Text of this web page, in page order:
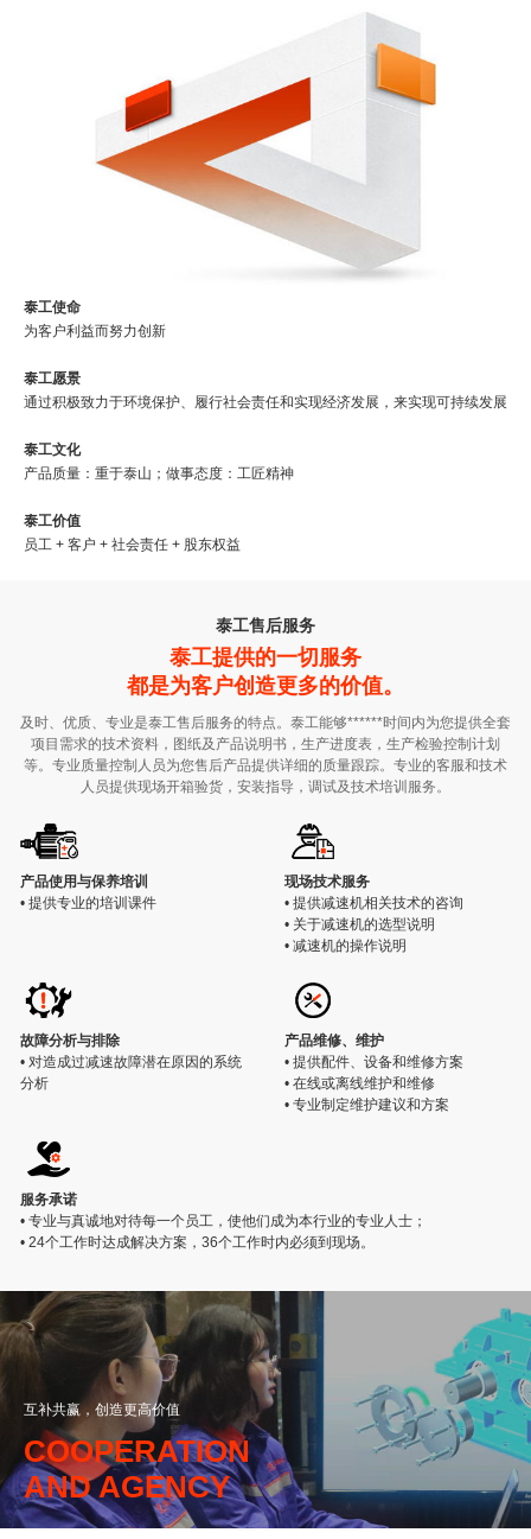
泰工使命
为客户利益而努力创新
泰工愿景
通过积极致力于环境保护、履行社会责任和实现经济发展，来实现可持续发展
泰工文化
产品质量：重于泰山；做事态度：工匠精神
泰工价值
员工 + 客户 + 社会责任 + 股东权益
泰工售后服务
泰工提供的一切服务
都是为客户创造更多的价值。
及时、优质、专业是泰工售后服务的特点。泰工能够******时间内为您提供全套
项目需求的技术资料，图纸及产品说明书，生产进度表，生产检验控制计划
等。专业质量控制人员为您售后产品提供详细的质量跟踪。专业的客服和技术
人员提供现场开箱验货，安装指导，调试及技术培训服务。
产品使用与保养培训
• 提供专业的培训课件
现场技术服务
• 提供减速机相关技术的咨询
• 关于减速机的选型说明
• 减速机的操作说明
故障分析与排除
• 对造成过减速故障潜在原因的系统
分析
产品维修、维护
• 提供配件、设备和维修方案
• 在线或离线维护和维修
• 专业制定维护建议和方案
服务承诺
• 专业与真诚地对待每一个员工，使他们成为本行业的专业人士；
• 24个工作时达成解决方案，36个工作时内必须到现场。
互补共赢，创造更高价值
COOPERATION
AND AGENCY